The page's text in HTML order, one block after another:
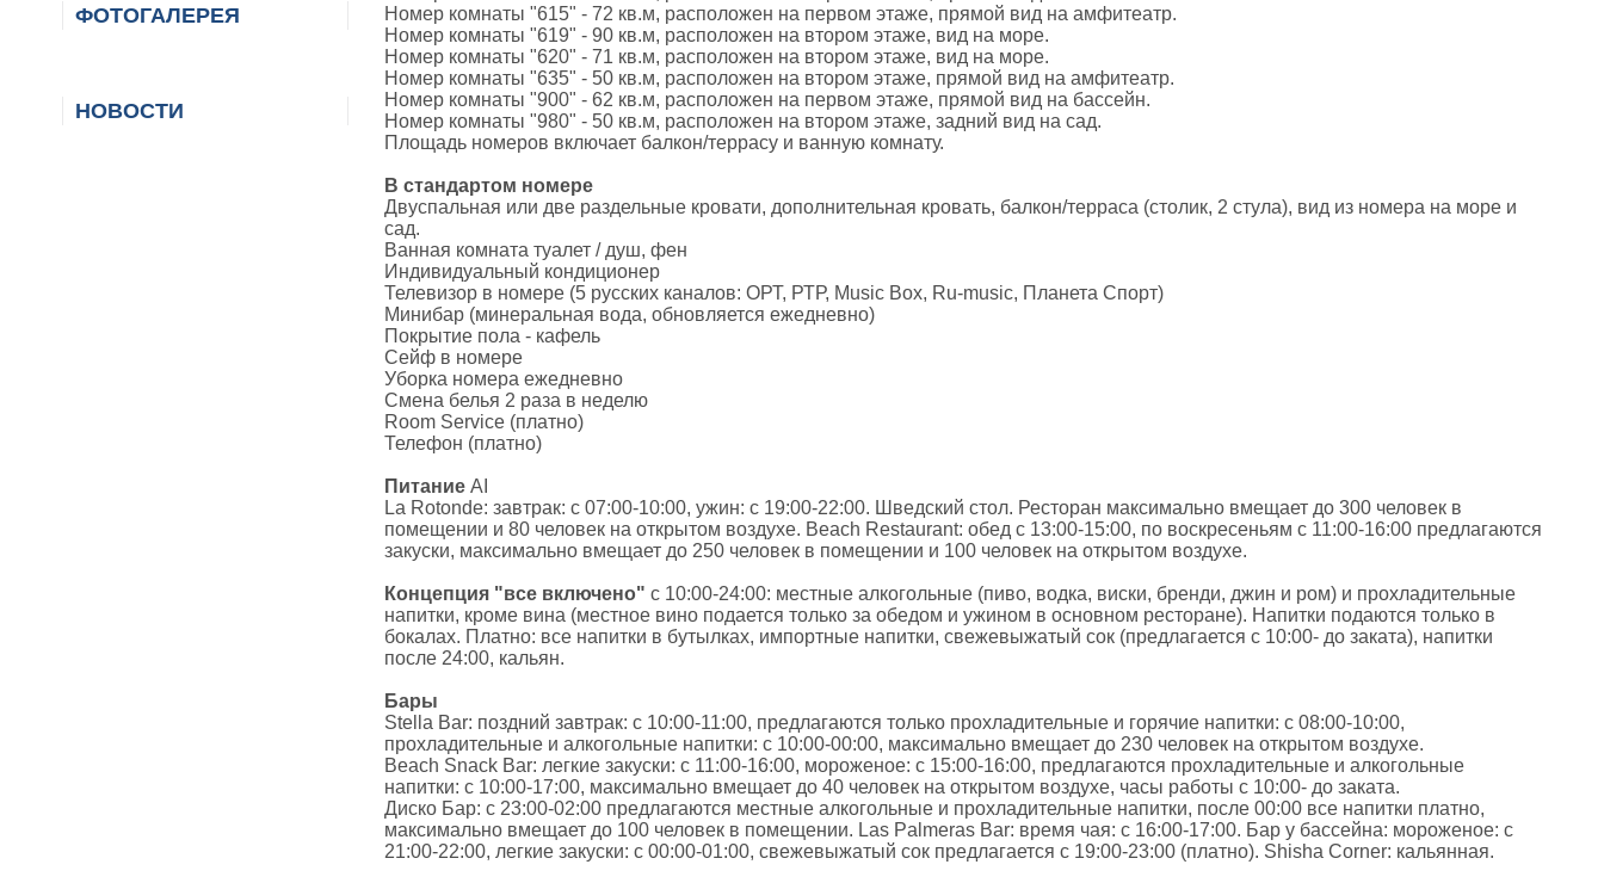
ФОТОГАЛЕРЕЯ
НОВОСТИ
Номер комнаты "615" - 72 кв.м, расположен на первом этаже, прямой вид на амфитеатр.
Номер комнаты "619" - 90 кв.м, расположен на втором этаже, вид на море.
Номер комнаты "620" - 71 кв.м, расположен на втором этаже, вид на море.
Номер комнаты "635" - 50 кв.м, расположен на втором этаже, прямой вид на амфитеатр.
Номер комнаты "900" - 62 кв.м, расположен на первом этаже, прямой вид на бассейн.
Номер комнаты "980" - 50 кв.м, расположен на втором этаже, задний вид на сад.
Площадь номеров включает балкон/террасу и ванную комнату.
В стандартом номере
Двуспальная или две раздельные кровати, дополнительная кровать, балкон/терраса (столик, 2 стула), вид из номера на море и
сад.
Ванная комната туалет / душ, фен
Индивидуальный кондиционер
Телевизор в номере (5 русских каналов: ОРТ, РТР, Music Box, Ru-music, Планета Спорт)
Минибар (минеральная вода, обновляется ежедневно)
Покрытие пола - кафель
Сейф в номере
Уборка номера ежедневно
Смена белья 2 раза в неделю
Room Service (платно)
Телефон (платно)
Питание AI
La Rotonde: завтрак: с 07:00-10:00, ужин: с 19:00-22:00. Шведский стол. Ресторан максимально вмещает до 300 человек в
помещении и 80 человек на открытом воздухе. Beach Restaurant: обед с 13:00-15:00, по воскресеньям с 11:00-16:00 предлагаются
закуски, максимально вмещает до 250 человек в помещении и 100 человек на открытом воздухе.
Концепция "все включено" с 10:00-24:00: местные алкогольные (пиво, водка, виски, бренди, джин и ром) и прохладительные
напитки, кроме вина (местное вино подается только за обедом и ужином в основном ресторане). Напитки подаются только в
бокалах. Платно: все напитки в бутылках, импортные напитки, свежевыжатый сок (предлагается с 10:00- до заката), напитки
после 24:00, кальян.
Бары
Stella Bar: поздний завтрак: с 10:00-11:00, предлагаются только прохладительные и горячие напитки: с 08:00-10:00,
прохладительные и алкогольные напитки: с 10:00-00:00, максимально вмещает до 230 человек на открытом воздухе.
Beach Snack Bar: легкие закуски: с 11:00-16:00, мороженое: с 15:00-16:00, предлагаются прохладительные и алкогольные
напитки: с 10:00-17:00, максимально вмещает до 40 человек на открытом воздухе, часы работы с 10:00- до заката.
Диско Бар: с 23:00-02:00 предлагаются местные алкогольные и прохладительные напитки, после 00:00 все напитки платно,
максимально вмещает до 100 человек в помещении. Las Palmeras Bar: время чая: с 16:00-17:00. Бар у бассейна: мороженое: с
21:00-22:00, легкие закуски: с 00:00-01:00, свежевыжатый сок предлагается с 19:00-23:00 (платно). Shisha Corner: кальянная.